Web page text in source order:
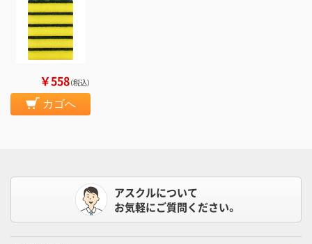
￥558（税込）
カゴへ
アスクルについて
お気軽にご質問ください。